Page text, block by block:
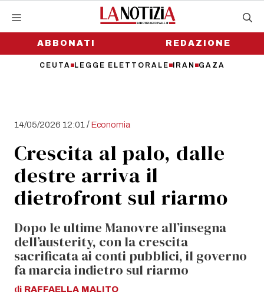
contenutoABBONATI
CEUTA LEGGE ELETTORALE IRAN GAZA
REDAZIONE
14/05/2026 12:01 /Economia
Crescita al palo, dalle
destre arriva il
dietrofront sul riarmo
Dopo le ultime Manovre all’insegna
dell’austerity, con la crescita
sacrificata ai conti pubblici, il governo
fa marcia indietro sul riarmo
di RAFFAELLA MALITO